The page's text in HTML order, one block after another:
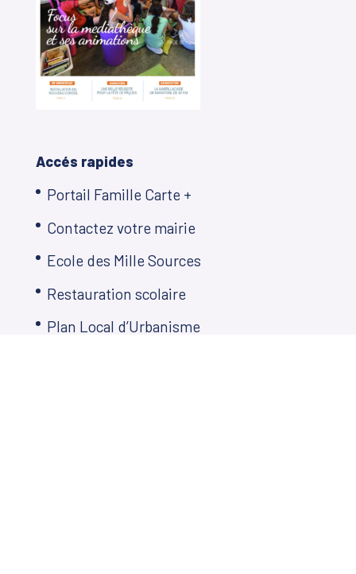
Accés rapides
Portail Famille Carte +
Contactez votre mairie
Ecole des Mille Sources
Restauration scolaire
Plan Local d’Urbanisme